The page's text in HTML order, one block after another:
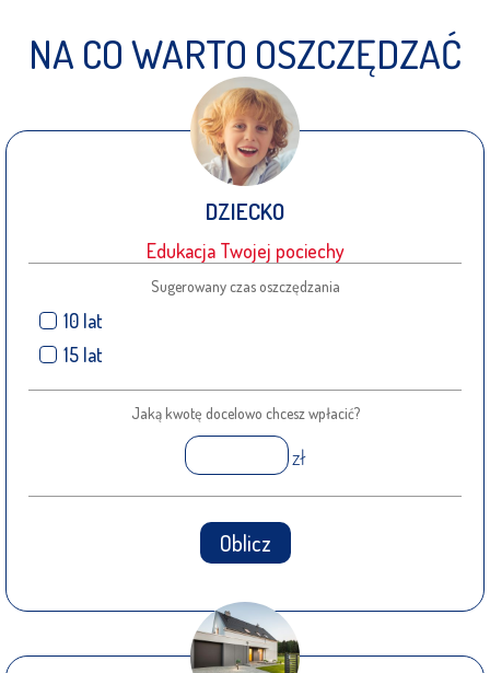
NA CO WARTO OSZCZĘDZAĆ
DZIECKO
Edukacja Twojej pociechy
Sugerowany czas oszczędzania
10 lat
15 lat
Jaką kwotę docelowo chcesz wpłacić?
zł
Oblicz